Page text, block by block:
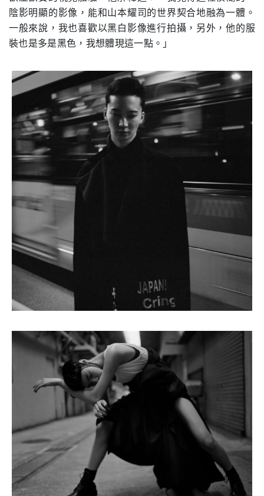
陰影明顯的影像，能和山本耀司的世界契合地融為一體。
一般來說，我也喜歡以黑白影像進行拍攝，另外，他的服
裝也是多是黑色，我想體現這一點。」